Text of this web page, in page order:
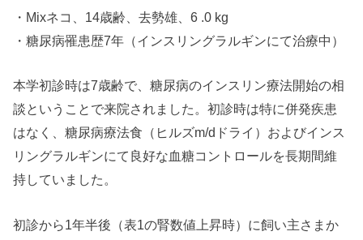
・Mixネコ、14歳齢、去勢雄、6 .0 kg
・糖尿病罹患歴7年（インスリングラルギンにて治療中）
本学初診時は7歳齢で、糖尿病のインスリン療法開始の相
談ということで来院されました。初診時は特に併発疾患
はなく、糖尿病療法食（ヒルズm/dドライ）およびインス
リングラルギンにて良好な血糖コントロールを長期間維
持していました。
初診から1年半後（表1の腎数値上昇時）に飼い主さまか